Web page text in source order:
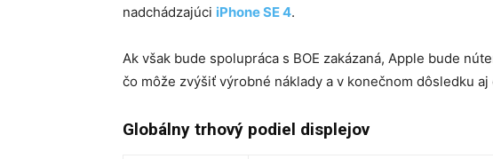
nadchádzajúci iPhone SE 4.
Ak však bude spolupráca s BOE zakázaná, Apple bude
čo môže zvýšiť výrobné náklady a v konečnom dôsledku
Globálny trhový podiel displejov